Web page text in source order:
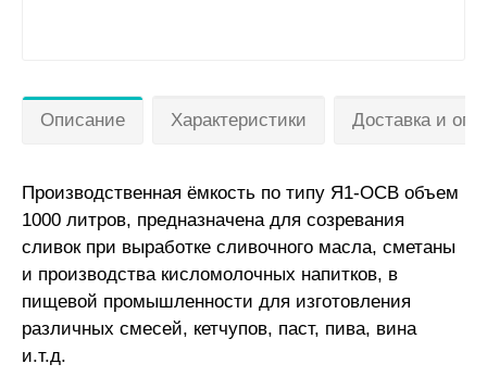
Описание Характеристики Доставка и
Производственная ёмкость по типу Я1-ОСВ объем
1000 литров, предназначена для созревания
сливок при выработке сливочного масла, сметаны
и производства кисломолочных напитков, в
пищевой промышленности для изготовления
различных смесей, кетчупов, паст, пива, вина
и.т.д.